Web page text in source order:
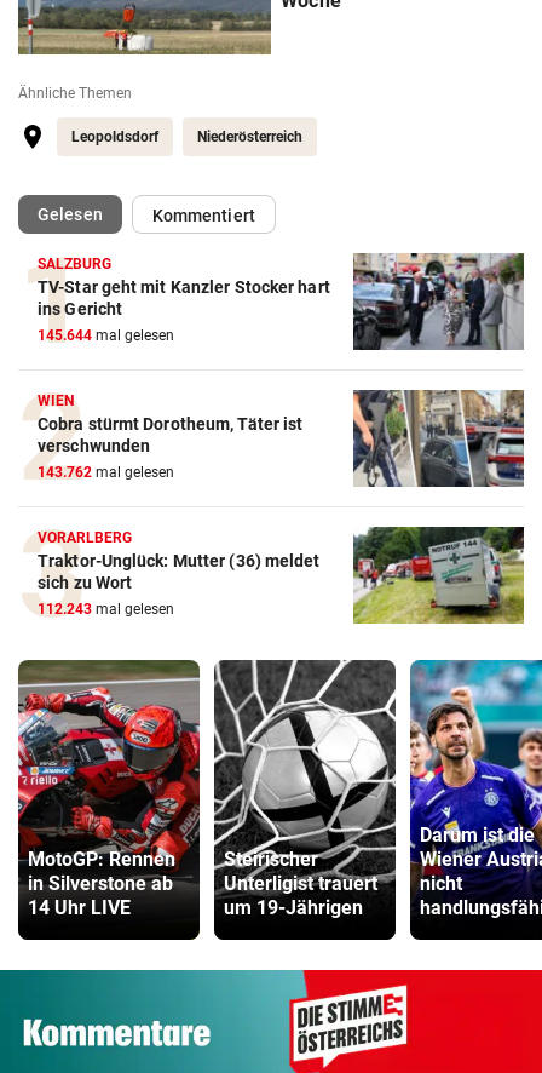
Ähnliche Themen
Leopoldsdorf Niederösterreich
Gelesen(ausgewählt)Kommentiert
SALZBURG
TV-Star geht mit Kanzler Stocker hart
ins Gericht
145.644 mal gelesen
WIEN
Cobra stürmt Dorotheum, Täter ist
verschwunden
143.762 mal gelesen
VORARLBERG
Traktor-Unglück: Mutter (36) meldet
sich zu Wort
112.243 mal gelesen
MotoGP: Rennen
in Silverstone ab
14 Uhr LIVE
Steirischer
Unterligist trauert
um 19-Jährigen
Darum ist die
Wiener
nicht